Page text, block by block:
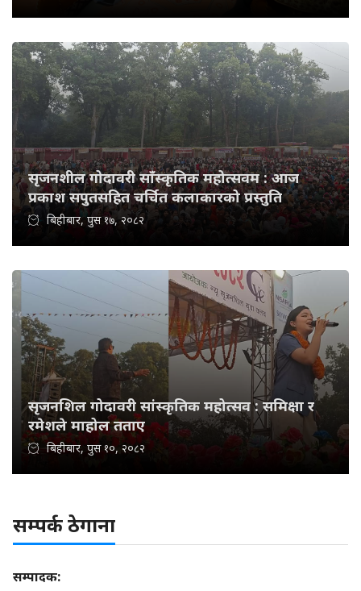
सृजनशील गोदावरी साँस्कृतिक महोत्सवम : आज
प्रकाश सपुतसहित चर्चित कलाकारको प्रस्तुति
बिहीबार, पुस १७, २०८२
सृजनशिल गोदावरी सांस्कृतिक महोत्सव : समिक्षा र
रमेशले माहोल तताए
बिहीबार, पुस १०, २०८२
सम्पर्क ठेगाना
सम्पादक: